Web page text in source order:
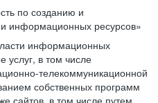
по созданию и
информационных ресурсов»
информационных
услуг, в том числе
телекоммуникационной
собственных программ
сайтов, в том числе путем